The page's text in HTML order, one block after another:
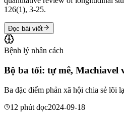
126(1), 3-25.
Đọc bài viết
Bệnh lý nhân cách
Bộ ba tối: tự mê, Machiavel
Ba đặc điểm phản xã hội chia sẻ lõi
12 phút đọc2024-09-18